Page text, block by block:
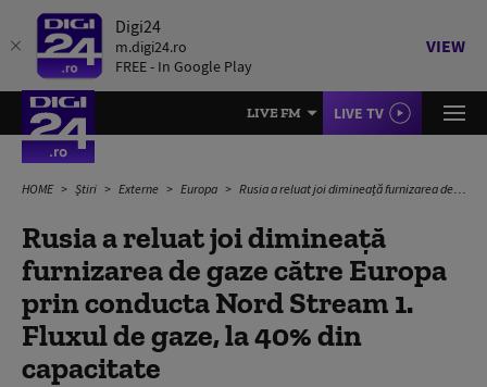
Digi24
m.digi24.ro
FREE - In Google Play
VIEW
LIVE FM LIVE TV
HOME Știri Externe Europa Rusia a reluat joi dimineață furnizarea de gaze către Europa prin conducta Nord Stream 1. Fluxul de gaze, la 40% din capacitate
Rusia a reluat joi dimineață
furnizarea de gaze către Europa
prin conducta Nord Stream 1.
Fluxul de gaze, la 40% din
capacitate